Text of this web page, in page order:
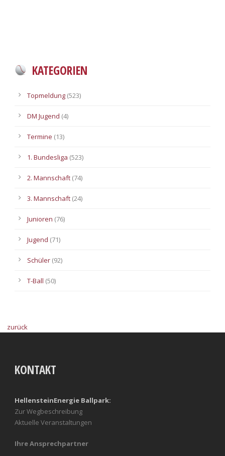
KATEGORIEN
Topmeldung (523)
DM Jugend (4)
Termine (13)
1. Bundesliga (523)
2. Mannschaft (74)
3. Mannschaft (24)
Junioren (76)
Jugend (71)
Schüler (92)
T-Ball (50)
zurück
KONTAKT
HellensteinEnergie Ballpark:
Zur Wegbeschreibung
Aktuelle Veranstaltungen
Ihre Ansprechpartner